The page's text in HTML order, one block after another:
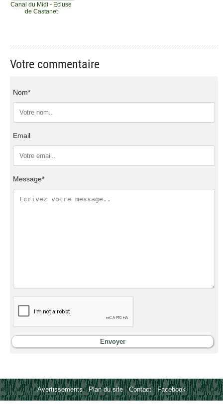
Canal du Midi - Ecluse
de Castanet
Votre commentaire
Nom*
Email
Message*
Avertissements-Plan du site-Contact-Facebook